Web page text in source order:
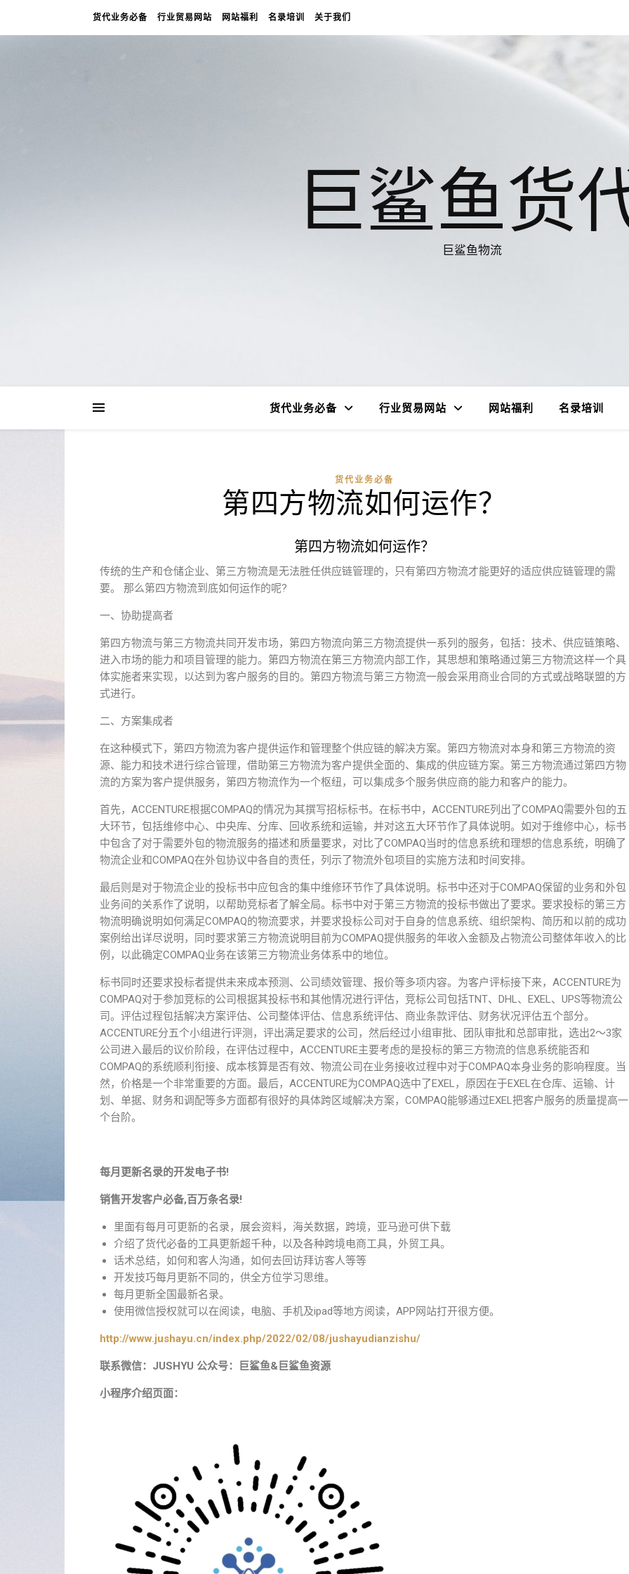
货代业务必备 行业贸易网站 网站福利 名录培训 关于我们
巨鲨鱼货
巨鲨鱼物流
货代业务必备 行业贸易网站 网站福利 名录培训
货代业务必备
第四方物流如何运作？
第四方物流如何运作？
传统的生产和仓储企业、第三方物流是无法胜任供应链管理的，只有第四方物流才能更好的适应供应链管理的需
要。 那么第四方物流到底如何运作的呢?
一、协助提高者
第四方物流与第三方物流共同开发市场，第四方物流向第三方物流提供一系列的服务，包括：技术、供应链策略、
进入市场的能力和项目管理的能力。第四方物流在第三方物流内部工作，其思想和策略通过第三方物流这样一个具
体实施者来实现，以达到为客户服务的目的。第四方物流与第三方物流一般会采用商业合同的方式或战略联盟的方
式进行。
二、方案集成者
在这种模式下，第四方物流为客户提供运作和管理整个供应链的解决方案。第四方物流对本身和第三方物流的资
源、能力和技术进行综合管理，借助第三方物流为客户提供全面的、集成的供应链方案。第三方物流通过第四方物
流的方案为客户提供服务，第四方物流作为一个枢纽，可以集成多个服务供应商的能力和客户的能力。
首先，ACCENTURE根据COMPAQ的情况为其撰写招标标书。在标书中，ACCENTURE列出了COMPAQ需要外包的五
大环节，包括维修中心、中央库、分库、回收系统和运输，并对这五大环节作了具体说明。如对于维修中心，标书
中包含了对于需要外包的物流服务的描述和质量要求，对比了COMPAQ当时的信息系统和理想的信息系统，明确了
物流企业和COMPAQ在外包协议中各自的责任，列示了物流外包项目的实施方法和时间安排。
最后则是对于物流企业的投标书中应包含的集中维修环节作了具体说明。标书中还对于COMPAQ保留的业务和外包
业务间的关系作了说明，以帮助竞标者了解全局。标书中对于第三方物流的投标书做出了要求。要求投标的第三方
物流明确说明如何满足COMPAQ的物流要求，并要求投标公司对于自身的信息系统、组织架构、简历和以前的成功
案例给出详尽说明，同时要求第三方物流说明目前为COMPAQ提供服务的年收入金额及占物流公司整体年收入的比
例，以此确定COMPAQ业务在该第三方物流业务体系中的地位。
标书同时还要求投标者提供未来成本预测、公司绩效管理、报价等多项内容。为客户评标接下来，ACCENTURE为
COMPAQ对于参加竞标的公司根据其投标书和其他情况进行评估，竞标公司包括TNT、DHL、EXEL、UPS等物流公
司。评估过程包括解决方案评估、公司整体评估、信息系统评估、商业条款评估、财务状况评估五个部分。
ACCENTURE分五个小组进行评测，评出满足要求的公司，然后经过小组审批、团队审批和总部审批，选出2～3家
公司进入最后的议价阶段，在评估过程中，ACCENTURE主要考虑的是投标的第三方物流的信息系统能否和
COMPAQ的系统顺利衔接、成本核算是否有效、物流公司在业务接收过程中对于COMPAQ本身业务的影响程度。当
然，价格是一个非常重要的方面。最后，ACCENTURE为COMPAQ选中了EXEL，原因在于EXEL在仓库、运输、计
划、单据、财务和调配等多方面都有很好的具体跨区域解决方案，COMPAQ能够通过EXEL把客户服务的质量提高一
个台阶。
每月更新名录的开发电子书!
销售开发客户必备,百万条名录!
里面有每月可更新的名录，展会资料，海关数据，跨境，亚马逊可供下载
介绍了货代必备的工具更新超千种，以及各种跨境电商工具，外贸工具。
话术总结，如何和客人沟通，如何去回访拜访客人等等
开发技巧每月更新不同的，供全方位学习思维。
每月更新全国最新名录。
使用微信授权就可以在阅读，电脑、手机及ipad等地方阅读，APP网站打开很方便。
http://www.jushayu.cn/index.php/2022/02/08/jushayudianzishu/
联系微信：JUSHYU 公众号：巨鲨鱼&巨鲨鱼资源
小程序介绍页面：